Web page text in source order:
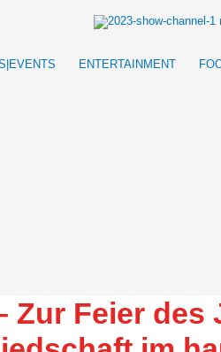
ENTERTAINMENT
Zur Feier des